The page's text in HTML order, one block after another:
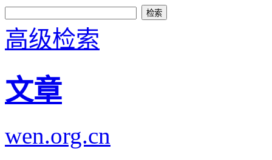
高级检索
文章
wen.org.cn